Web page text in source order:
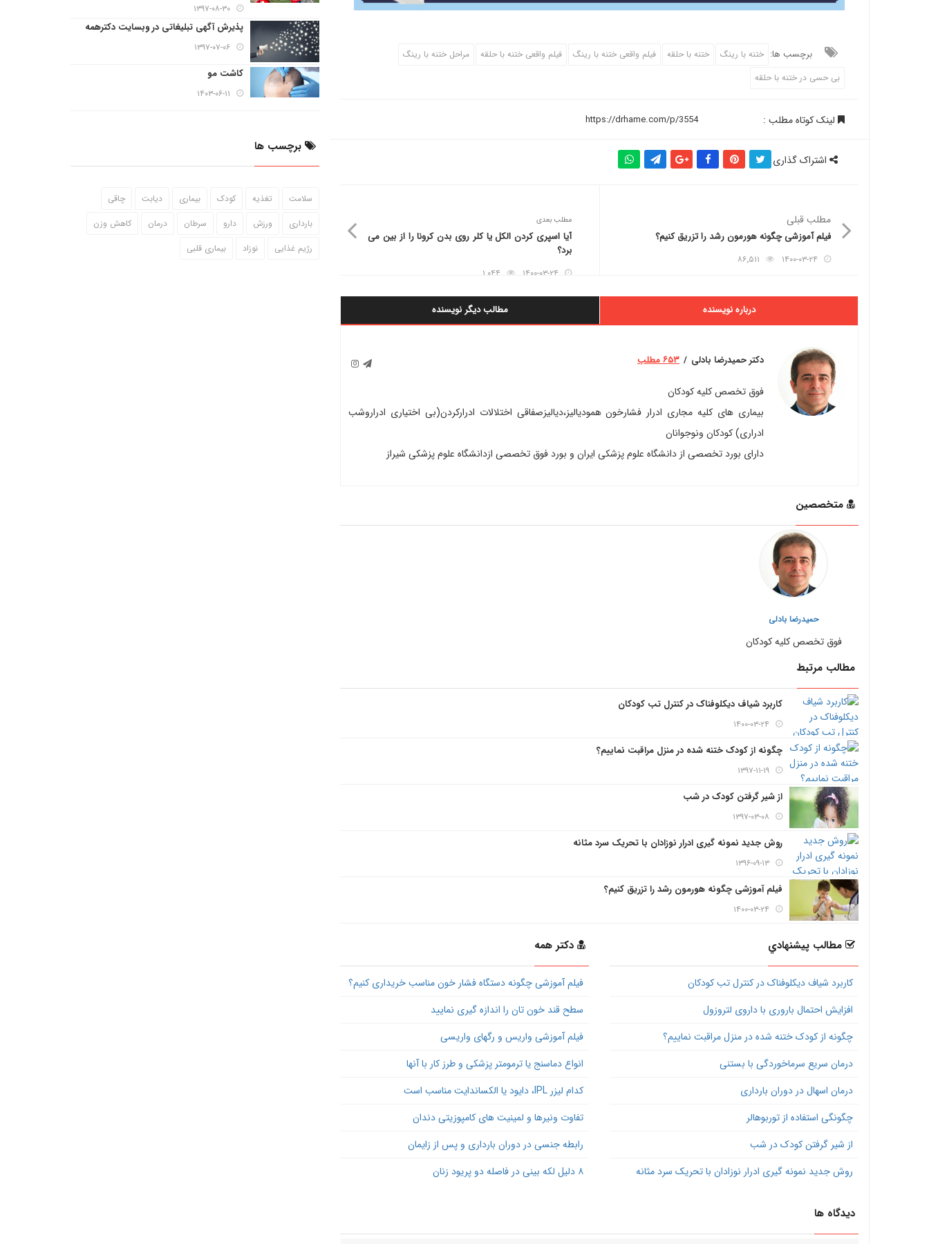
برچسب ها: ختنه با رینگ ختنه با حلقه فیلم واقعی ختنه با رینگ فیلم واقعی ختنه با حلقه
مراحل ختنه با رینگ
بی حسی در ختنه با حلقه
لینک کوتاه مطلب :
اشتراک گذاری
مطلب قبلی
فیلم آموزشی چگونه هورمون رشد را تزریق کنیم؟
۱۴۰۰-۰۳-۲۴ ۸۶٬۵۱۱
مطلب بعدی
آیا اسپری کردن الکل یا کلر روی بدن کرونا را از بین می
برد؟
۱۴۰۰-۰۳-۲۴ ۱٬۰۴۴
مطالب دیگر نویسنده درباره نویسنده
دکتر حمیدرضا بادلی ۶۵۳ مطلب
فوق تخصص کلیه کودکان
بیماری های کلیه مجاری ادرار فشارخون همودیالیز،دیالیزصفاقی اختلالات ادرارکردن(بی اختیاری ادراروشب
ادراری) کودکان ونوجوانان
دارای بورد تخصصی از دانشگاه علوم پزشکی ایران و بورد فوق تخصصی ازدانشگاه علوم پزشکی شیراز
متخصصین
حمیدرضا بادلی
فوق تخصص کلیه کودکان
مطالب مرتبط
کاربرد شیاف دیکلوفناک در کنترل تب کودکان
۱۴۰۰-۰۳-۲۴
چگونه از کودک ختنه شده در منزل مراقبت نماییم؟
۱۳۹۷-۱۱-۱۹
از شیر گرفتن کودک در شب
۱۳۹۷-۰۳-۰۸
روش جدید نمونه گیری ادرار نوزادان با تحریک سرد مثانه
۱۳۹۶-۰۹-۱۳
فیلم آموزشی چگونه هورمون رشد را تزریق کنیم؟
۱۴۰۰-۰۳-۲۴
مطالب پيشنهادي
کاربرد شیاف دیکلوفناک در کنترل تب کودکان
افزایش احتمال باروری با داروی لتروزول
چگونه از کودک ختنه شده در منزل مراقبت نماییم؟
درمان سریع سرماخوردگی با بستنی
درمان اسهال در دوران بارداری
چگونگی استفاده از توربوهالر
از شیر گرفتن کودک در شب
روش جدید نمونه گیری ادرار نوزادان با تحریک سرد مثانه
دکتر همه
فیلم آموزشی چگونه دستگاه فشار خون مناسب خریداری کنیم؟
سطح قند خون تان را اندازه گیری نمایید
فیلم آموزشی واریس و رگهای واریسی
انواع دماسنج یا ترمومتر پزشکی و طرز کار با آنها
کدام لیزر IPL، دایود یا الکساندایت مناسب است
تفاوت ونیرها و لمینیت های کامپوزیتی دندان
رابطه جنسی در دوران بارداری و پس از زایمان
۸ دلیل لکه بینی در فاصله دو پریود زنان
دیدگاه ها
۱۳۹۷-۰۸-۳۰
پذیرش آگهی تبلیغاتی در وبسایت دکترهمه
۱۳۹۷-۰۷-۰۶
کاشت مو
۱۴۰۳-۰۶-۱۱
برچسب ها
سلامت تغذیه کودک بیماری دیابت
چاقی
بارداری
ورزش دارو سرطان درمان
کاهش وزن
رژیم غذایی
نوزاد بیماری قلبی